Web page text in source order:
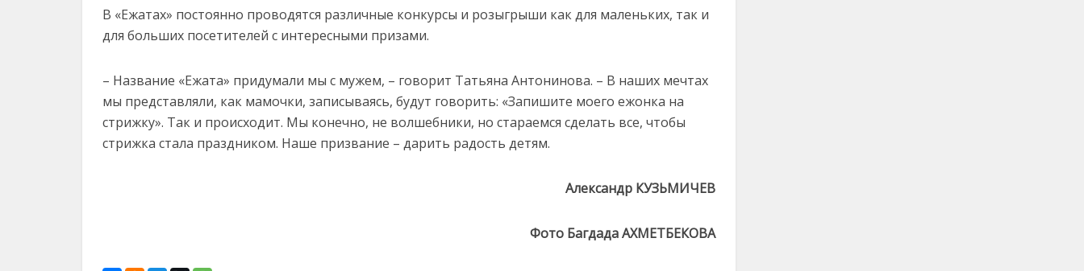
В «Ежатах» постоянно проводятся различные конкурсы и розыгрыши как для маленьких, так и
для больших посетителей с интересными призами.
– Название «Ежата» придумали мы с мужем, – говорит Татьяна Антонинова. – В наших мечтах
мы представляли, как мамочки, записываясь, будут говорить: «Запишите моего ежонка на
стрижку». Так и происходит. Мы конечно, не волшебники, но стараемся сделать все, чтобы
стрижка стала праздником. Наше призвание – дарить радость детям.
Александр КУЗЬМИЧЕВ
Фото Багдада АХМЕТБЕКОВА